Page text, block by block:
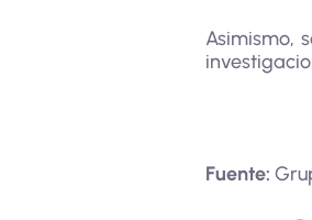
Asimismo,
Fuente: